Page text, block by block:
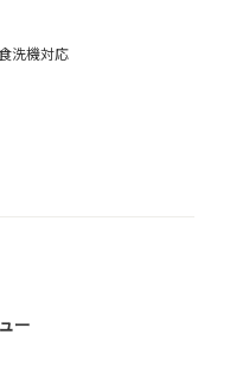
洗機対応
ー